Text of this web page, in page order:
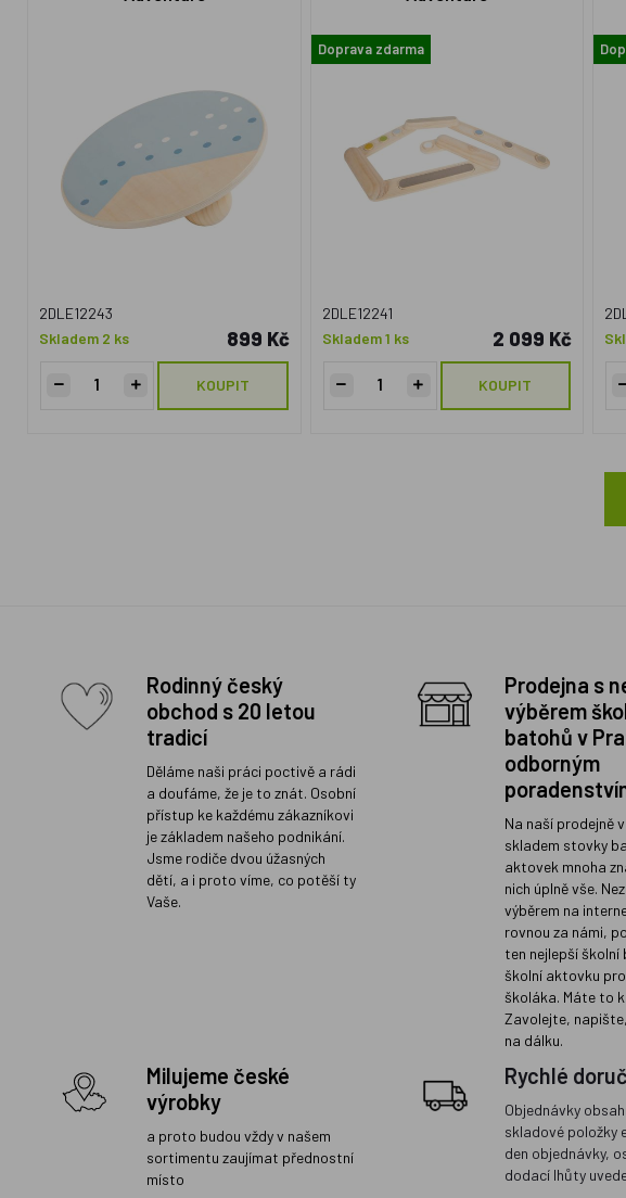
2DLE12243
Skladem 2 ks
899 Kč
KOUPIT
Doprava zdarma
2DLE12241
Skladem 1 ks
2 099 Kč
KOUPIT
Rodinný český
obchod s 20 letou
tradicí
Děláme naši práci poctivě a rádi
a doufáme, že je to znát. Osobní
přístup ke každému zákazníkovi
je základem našeho podnikání.
Jsme rodiče dvou úžasných
dětí, a i proto víme, co potěší ty
Vaše.
Prodejna s
výběrem
batohů v
odborným
Na naší prodejně
skladem stovky
aktovek mnoha
nich úplně vše.
výběrem na
rovnou za námi,
ten nejlepší školní
školní aktovku pro
školáka. Máte to
Zavolejte,
na dálku.
Milujeme české
výrobky
a proto budou vždy v našem
sortimentu zaujímat přednostní
místo
Rychlé
Objednávky
skladové položky
den objednávky,
dodací lhůty